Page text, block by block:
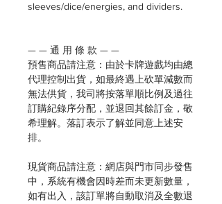
sleeves/dice/energies, and dividers.
— — 通 用 條 款 — —
預售商品請注意：由於卡牌遊戲均由總
代理控制出貨，如最終遇上砍單減數而
無法供貨，我司將按落單順比例及過往
訂購紀錄序分配，並退回其餘訂金，敬
希理解。落訂表示了解並同意上述安
排。
現貨商品請注意：網店與門市同步發售
中，系統有機會因時差而未更新數量，
如有出入，該訂單將自動取消及全數退